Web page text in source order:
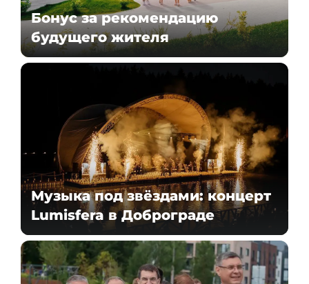
Бонус за рекомендацию
будущего жителя
Музыка под звёздами: концерт
Lumisfera в Доброграде